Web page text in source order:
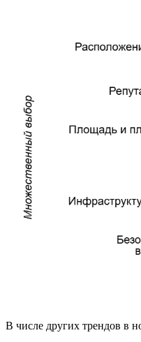
В числе других трендов в